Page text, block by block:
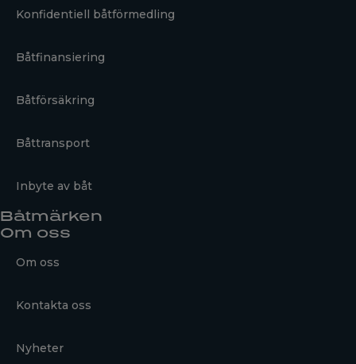
Konfidentiell båtförmedling
Båtfinansiering
Båtförsäkring
Båttransport
Inbyte av båt
Båtmärken
Om oss
Om oss
Kontakta oss
Nyheter